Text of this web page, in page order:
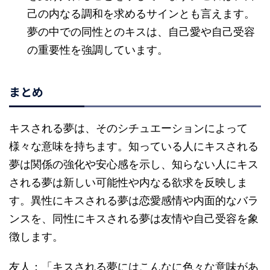
己の内なる調和を求めるサインとも言えます。
夢の中での同性とのキスは、自己愛や自己受容
の重要性を強調しています。
まとめ
キスされる夢は、そのシチュエーションによって
様々な意味を持ちます。知っている人にキスされる
夢は関係の強化や安心感を示し、知らない人にキス
される夢は新しい可能性や内なる欲求を反映しま
す。異性にキスされる夢は恋愛感情や内面的なバラ
ンスを、同性にキスされる夢は友情や自己受容を象
徴します。
友人：「キスされる夢にはこんなに色々な意味があ